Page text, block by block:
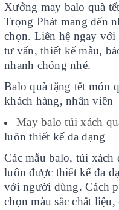
Xưởng may balo quà
Trọng Phát mang đến
chọn. Liên hệ ngay
tư vấn, thiết kế mẫu,
nhanh chóng nhé.
Balo quà tặng tết món
khách hàng, nhân viên
May balo túi xách
luôn thiết kế đa dạng
Các mẫu balo, túi xách
luôn được thiết kế đa
với người dùng. Cách
chọn màu sắc chất